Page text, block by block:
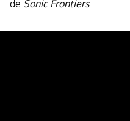
de Sonic Frontiers.